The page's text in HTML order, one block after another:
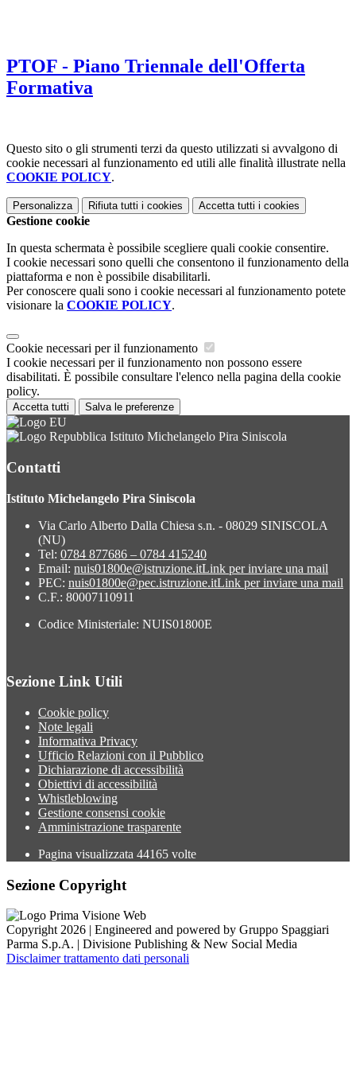
PTOF - Piano Triennale dell'Offerta
Formativa
Questo sito o gli strumenti terzi da questo utilizzati si avvalgono di
cookie necessari al funzionamento ed utili alle finalità illustrate nella
COOKIE POLICY.
Personalizza Rifiuta tutti i cookies Accetta tutti i cookies
Gestione cookie
In questa schermata è possibile scegliere quali cookie consentire.
I cookie necessari sono quelli che consentono il funzionamento della
piattaforma e non è possibile disabilitarli.
Per conoscere quali sono i cookie necessari al funzionamento potete
visionare la COOKIE POLICY.
Cookie necessari per il funzionamento
I cookie necessari per il funzionamento non possono essere
disabilitati. È possibile consultare l'elenco nella pagina della cookie
policy.
Accetta tutti Salva le preferenze
Istituto Michelangelo Pira Siniscola
Contatti
Istituto Michelangelo Pira Siniscola
Via Carlo Alberto Dalla Chiesa s.n. - 08029 SINISCOLA
(NU)
Tel: 0784 877686 – 0784 415240
Email: nuis01800e@istruzione.itLink per inviare una mail
PEC: nuis01800e@pec.istruzione.itLink per inviare una mail
C.F.: 80007110911
Codice Ministeriale: NUIS01800E
Sezione Link Utili
Cookie policy
Note legali
Informativa Privacy
Ufficio Relazioni con il Pubblico
Dichiarazione di accessibilità
Obiettivi di accessibilità
Whistleblowing
Gestione consensi cookie
Amministrazione trasparente
Pagina visualizzata 44165 volte
Sezione Copyright
Copyright 2026 | Engineered and powered by Gruppo Spaggiari
Parma S.p.A. | Divisione Publishing & New Social Media
Disclaimer trattamento dati personali